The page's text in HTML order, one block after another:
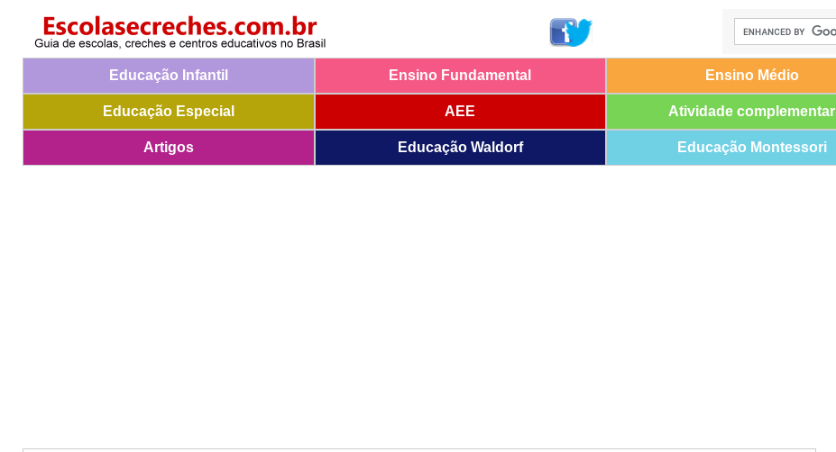
Educação Infantil Ensino Fundamental Ensino Médio
Educação Especial AEE Atividade complementar
Artigos Educação Waldorf Educação Montessori